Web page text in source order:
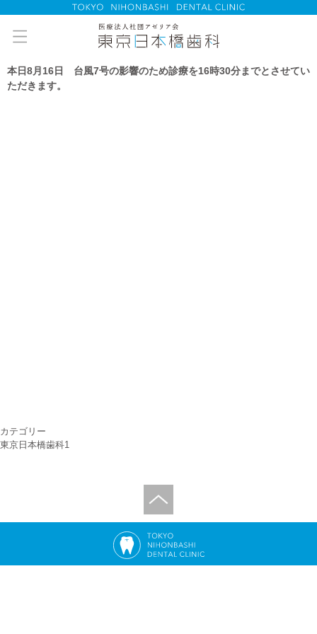
本日8月16日 台風7号の影響のため診療を16時30分までとさせてい
ただきます。
カテゴリー
東京日本橋歯科1